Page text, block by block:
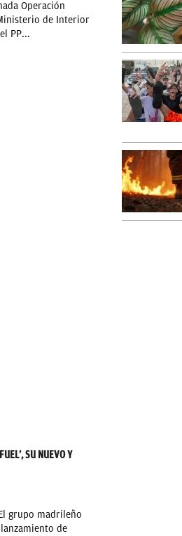
Operación
de Interior
PP...
SU NUEVO Y
grupo madrileño
de